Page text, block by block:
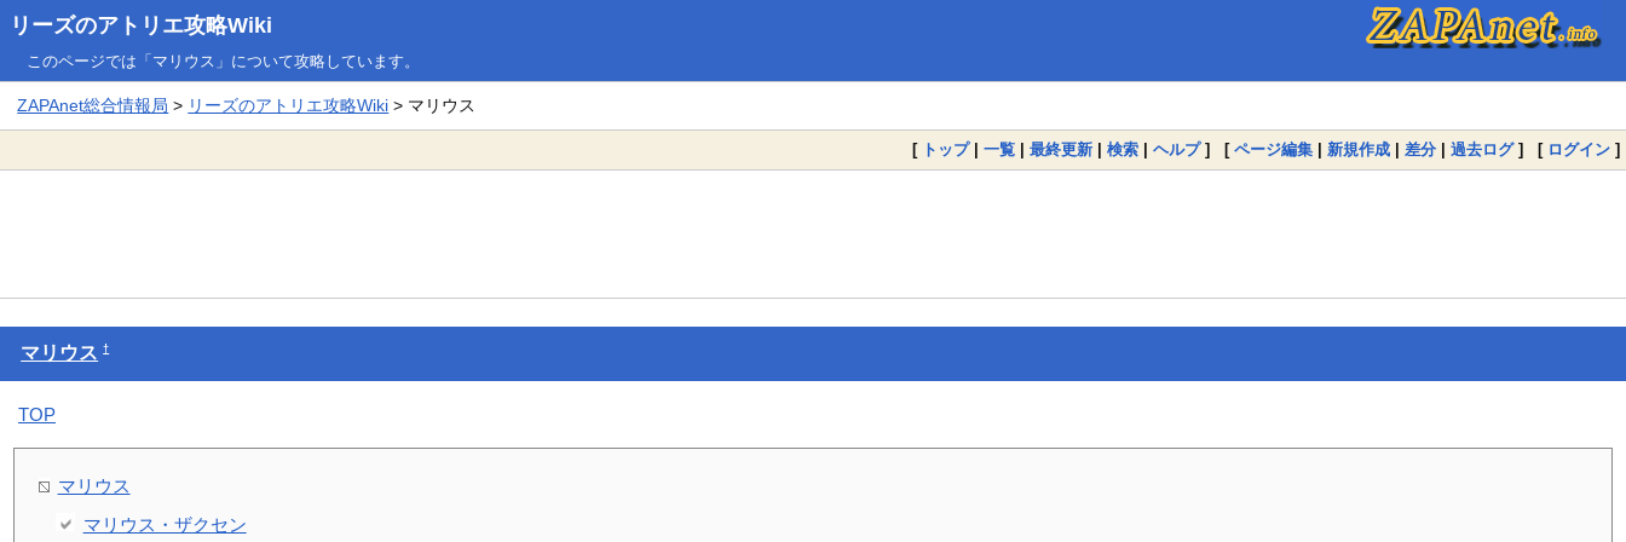
リーズのアトリエ攻略Wiki
このページでは「マリウス」について攻略しています。
ZAPAnet総合情報局 > リーズのアトリエ攻略Wiki > マリウス
[ トップ| 一覧 | 最終更新 | 検索 | ヘルプ] [ ページ編集 | 新規作成 | 差分 | 過去ログ] [ ログイン ]
マリウス †
TOP
マリウス
マリウス・ザクセン